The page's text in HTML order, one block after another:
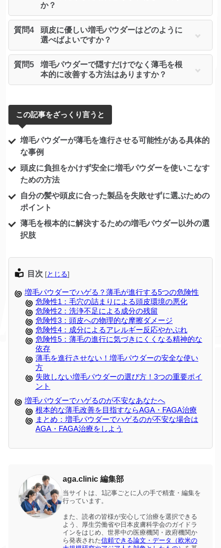
か？
質問4
頭皮に優しい増毛パウダーはどのように
選べばよいですか？
質問5
増毛パウダーで隠すだけでなく薄毛を根
本的に改善する方法はありますか？
この記事をざっくり言うと
増毛パウダーが薄毛を進行させる可能性がある具体的
な事例
頭皮に負担をかけず安全に増毛パウダーを使いこなす
ための方法
自分の髪や頭皮に合った製品を失敗せずに選ぶための
ポイント
薄毛を根本的に解決するための増毛パウダー以外の選
択肢
目次 [とじる]
増毛パウダーでハゲる？薄毛が進行する5つの危険性
危険性1：毛穴の詰まりによる頭皮環境の悪化
危険性2：洗浄不足による成分の残留
危険性3：頭皮への物理的な摩擦ダメージ
危険性4：成分によるアレルギー反応やかぶれ
危険性5：薄毛の進行に気づきにくくなる精神的な
依存
薄毛を進行させない！増毛パウダーの安全な使い
方
失敗しない増毛パウダーの選び方！3つの重要ポイ
ント
増毛パウダーでハゲるのが不安なあなたへ
根本的な薄毛改善を目指すならAGA・FAGA治療
まとめ：増毛パウダーでハゲるのが不安な場合は
AGA・FAGA治療をしよう
aga.clinic 編集部
当サイトは、1記事ごとに人の手で精査・編集を
行っています。
また、読者の皆様が安心して治療を選択できる
よう、厚生労働省や日本皮膚科学会のガイドラ
インをはじめ、世界中の医療機関・政府機関か
ら発表された信頼できる論文・データ（欧米の